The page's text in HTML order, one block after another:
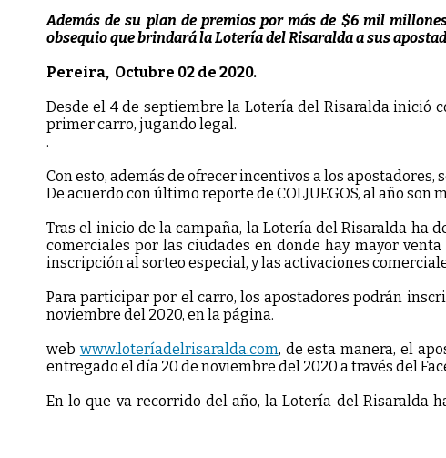
Además de su plan de premios por más de $6 mil
obsequio que brindará la Lotería del Risaralda a sus
Pereira, Octubre 02 de 2020.
Desde el 4 de septiembre la Lotería del Risaralda inició
primer carro, jugando legal.
.
Con esto, además de ofrecer incentivos a los
De acuerdo con último reporte de COLJUEGOS, al año
Tras el inicio de la campaña, la Lotería del Risaralda ha
comerciales por las ciudades en donde hay mayor
inscripción al sorteo especial, y las activaciones
Para participar por el carro, los apostadores podrán
noviembre del 2020, en la página.
web www.loteríadelrisaralda.com, de esta manera, el
entregado el día 20 de noviembre del 2020 a través del
En lo que va recorrido del año, la Lotería del Risaralda